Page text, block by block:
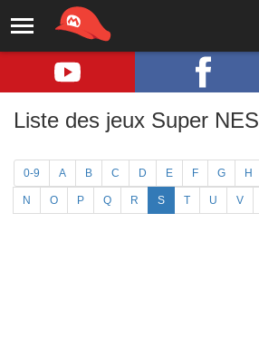
Liste des jeux Super NES
0-9 A B C D E F G H
N O P Q R S T U V